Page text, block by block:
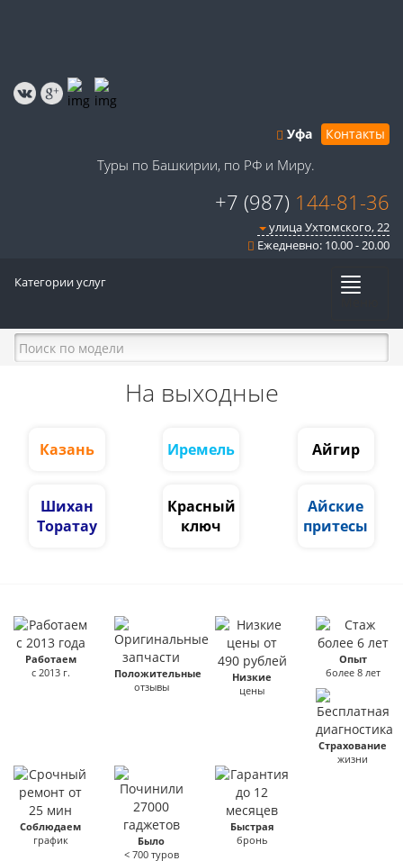
Уфа Контакты
Туры по Башкирии, по РФ и Миру.
+7 (987) 144-81-36
улица Ухтомского, 22
Ежедневно: 10.00 - 20.00
Категории услуг
На выходные
Казань Иремель Айгир
Шихан
Торатау
Красный
ключ
Айские
притесы
Работаем
с 2013 г.
Положительные
отзывы
Низкие
цены
Опыт
более 8 лет
Страхование
жизни
Соблюдаем
график
Было
< 700 туров
Быстрая
бронь